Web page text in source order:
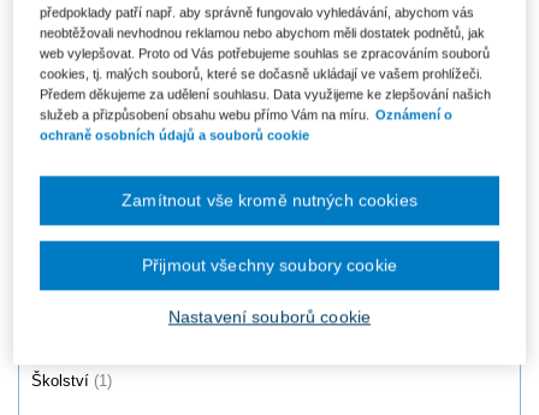
Problémy s chováním ve škole -
jak na ně (Individuální výchovný
plán)
Od 275 Kč
Školství (1)
předpoklady patří např. aby správně fungovalo vyhledávání, abychom vás
neobtěžovali nevhodnou reklamou nebo abychom měli dostatek podnětů, jak
web vylepšovat. Proto od Vás potřebujeme souhlas se zpracováním souborů
cookies, tj. malých souborů, které se dočasně ukládají ve vašem prohlížeči.
Předem děkujeme za udělení souhlasu. Data využijeme ke zlepšování našich
služeb a přizpůsobení obsahu webu přímo Vám na míru.
Oznámení o
ochraně osobních údajů a souborů cookie
Nastavení souborů cookie
Zamítnout vše kromě nutných cookies
Přijmout všechny soubory cookie